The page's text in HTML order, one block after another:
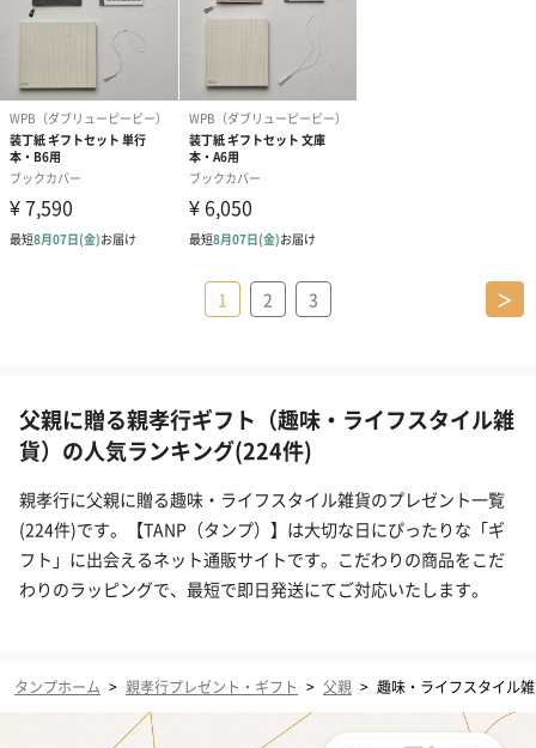
1 2 3 ＞
父親に贈る親孝行ギフト（趣味・ライフスタイル雑
貨）の人気ランキング(224件)
親孝行に父親に贈る趣味・ライフスタイル雑貨のプレゼント一覧
(224件)です。【TANP（タンプ）】は大切な日にぴったりな「ギ
フト」に出会えるネット通販サイトです。こだわりの商品をこだ
わりのラッピングで、最短で即日発送にてご対応いたします。
タンプホーム > 親孝行プレゼント・ギフト > 父親 > 趣味・ライフスタイル